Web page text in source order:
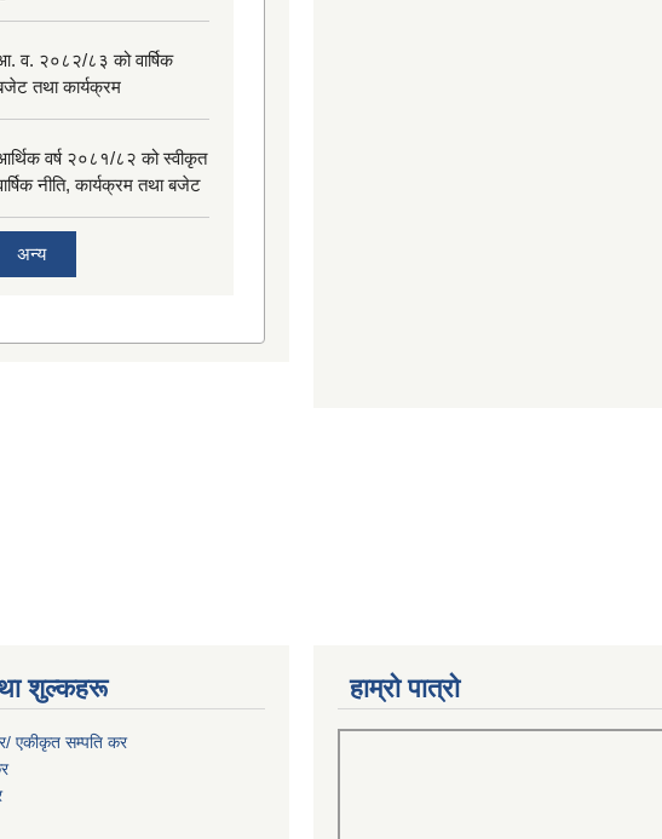
व. २०८२/८३ को वार्षिक
तथा कार्यक्रम
वर्ष २०८१/८२ को स्वीकृत
नीति, कार्यक्रम तथा बजेट
अन्य
शुल्कहरू
एकीकृत सम्पति कर
हाम्रो पात्रो